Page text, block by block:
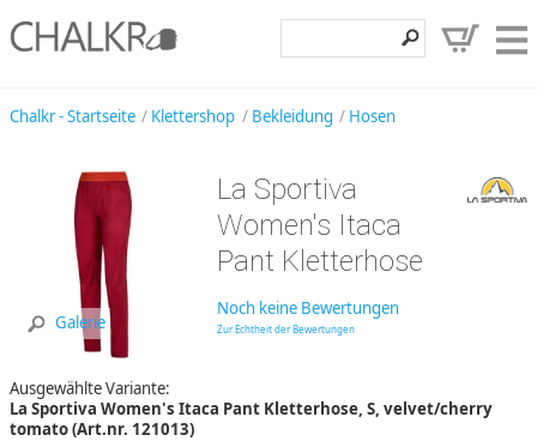
Entdecken
Hilfe, Kontakt
Chalkr - Startseite Klettershop Bekleidung Hosen
Galerie
La Sportiva
Women's Itaca
Pant Kletterhose
Noch keine Bewertungen
Zur Echtheit der Bewertungen
Ausgewählte Variante:
La Sportiva Women's Itaca Pant Kletterhose, S, velvet/cherry
tomato (Art.nr. 121013)